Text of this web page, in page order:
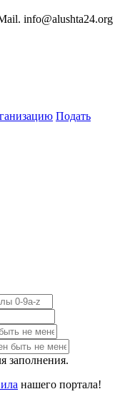
info@alushta24.org
Подать
заполнения.
нашего портала!